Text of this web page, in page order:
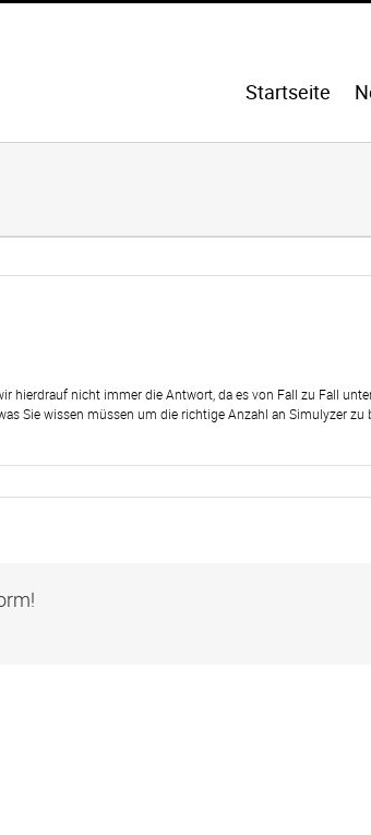
Startseite
hierdrauf nicht immer die Antwort, da es von Fall zu Fall
Sie wissen müssen um die richtige Anzahl an Simulyzer zu